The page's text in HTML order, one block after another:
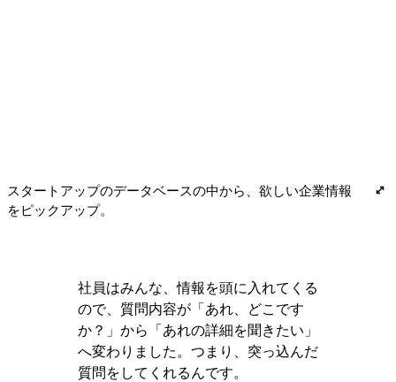
スタートアップのデータベースの中から、欲しい企業情報
をピックアップ。
社員はみんな、情報を頭に入れてくる
ので、質問内容が「あれ、どこです
か？」から「あれの詳細を聞きたい」
へ変わりました。つまり、突っ込んだ
質問をしてくれるんです。